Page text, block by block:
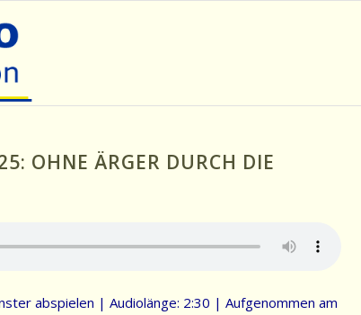
OHNE ÄRGER DURCH DIE
abspielen | Audiolänge: 2:30 | Aufgenommen am